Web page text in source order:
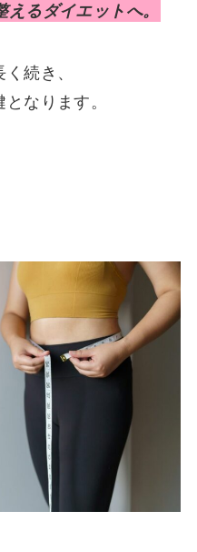
るダイエットへ。
続き、
なります。